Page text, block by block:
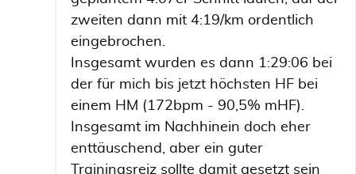
zweiten dann mit 4:19/km ordentlich
eingebrochen.
Insgesamt wurden es dann 1:29:06 bei
der für mich bis jetzt höchsten HF bei
einem HM (172bpm - 90,5% mHF).
Insgesamt im Nachhinein doch eher
enttäuschend, aber ein guter
Trainingsreiz sollte damit gesetzt sein